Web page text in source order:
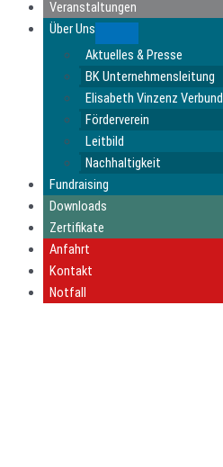
Veranstaltungen
Über Uns
Aktuelles & Presse
BK Unternehmensleitung
Elisabeth Vinzenz Verbund
Förderverein
Leitbild
Nachhaltigkeit
Fundraising
Downloads
Zertifikate
Anfahrt
Kontakt
Notfall